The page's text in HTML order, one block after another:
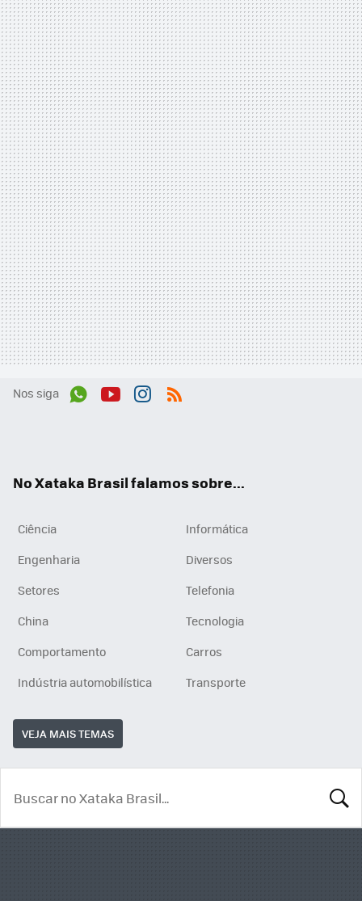
Nos siga
No Xataka Brasil falamos sobre...
Ciência
Informática
Engenharia
Diversos
Setores
Telefonia
China
Tecnologia
Comportamento
Carros
Indústria automobilística
Transporte
VEJA MAIS TEMAS